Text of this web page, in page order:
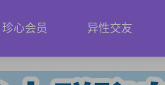
珍心会员 异性交友